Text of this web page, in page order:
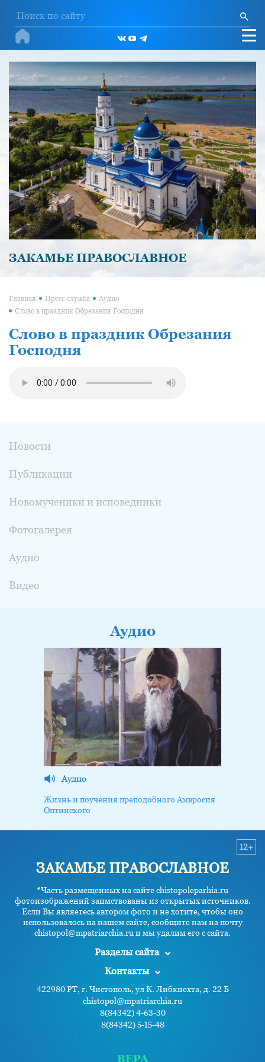
ЗАКАМЬЕ ПРАВОСЛАВНОЕ
Главная Пресс-служба
Аудио
Слово в праздник Обрезания Господня
Слово в праздник Обрезания
Господня
Новости
Публикации
Новомученики и исповедники
Фотогалерея
Аудио
Видео
Аудио
Аудио
Жизнь и поучения преподобного Амвросия
Оптинского
ЗАКАМЬЕ ПРАВОСЛАВНОЕ
*Часть размещенных на сайте chistopoleparhia.ru
фотоизображений заимствованы из открытых источников.
Если Вы являетесь автором фото и не хотите, чтобы оно
использовалось на нашем сайте, сообщите нам на почту
chistopol@mpatriarchia.ru и мы удалим его с сайта.
12+
Разделы сайта
Контакты
422980 РТ, г. Чистополь, ул К. Либкнехта, д. 22 Б
chistopol@mpatriarchia.ru
8(84342) 4-63-30
8(84342) 5-15-48
ВЕРА